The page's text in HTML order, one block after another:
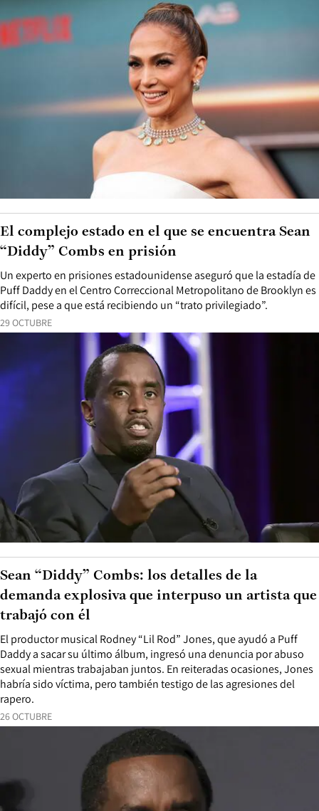
29 OCTUBRE
Un experto en prisiones estadounidense aseguró que la estadía de
Puff Daddy en el Centro Correccional Metropolitano de Brooklyn es
difícil, pese a que está recibiendo un “trato privilegiado”.
El complejo estado en el que se encuentra Sean
“Diddy” Combs en prisión
26 OCTUBRE
El productor musical Rodney “Lil Rod” Jones, que ayudó a Puff
Daddy a sacar su último álbum, ingresó una denuncia por abuso
sexual mientras trabajaban juntos. En reiteradas ocasiones, Jones
habría sido víctima, pero también testigo de las agresiones del
rapero.
Sean “Diddy” Combs: los detalles de la
demanda explosiva que interpuso un artista que
trabajó con él